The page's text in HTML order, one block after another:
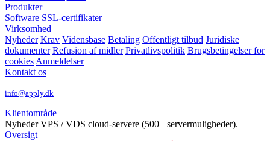
Produkter
Software SSL-certifikater
Virksomhed
Nyheder Krav Vidensbase Betaling Offentligt tilbud Juridiske
dokumenter Refusion af midler Privatlivspolitik Brugsbetingelser for
cookies Anmeldelser
Kontakt os
info@apply.dk
Klientområde
Nyheder VPS / VDS cloud-servere (500+ servermuligheder).
Oversigt